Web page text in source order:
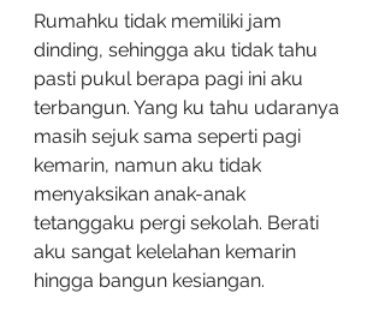
Rumahku tidak memiliki jam
dinding, sehingga aku tidak tahu
pasti pukul berapa pagi ini aku
terbangun. Yang ku tahu udaranya
masih sejuk sama seperti pagi
kemarin, namun aku tidak
menyaksikan anak-anak
tetanggaku pergi sekolah. Berati
aku sangat kelelahan kemarin
hingga bangun kesiangan.